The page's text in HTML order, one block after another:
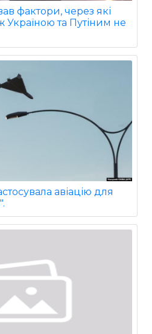
фактори, через які
Україною та Путіним не
авіацію для